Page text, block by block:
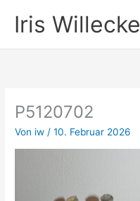
InhaltIris Willecke
P5120702
Von iw /10. Februar 2026